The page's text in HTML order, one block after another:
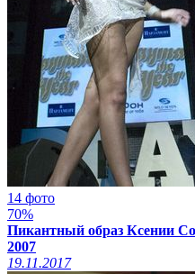
14 фото
70%
Пикантный образ Ксении
2007
19.11.2017